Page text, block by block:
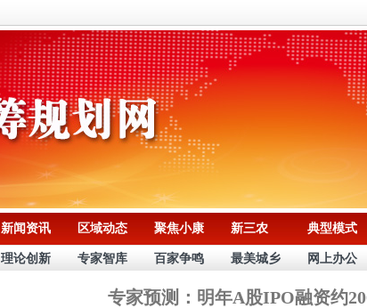
新闻资讯 区域动态 聚焦小康 新三农 典型模式
理论创新 专家智库 百家争鸣 最美城乡 网上办公
专家预测：明年A股IPO融资约